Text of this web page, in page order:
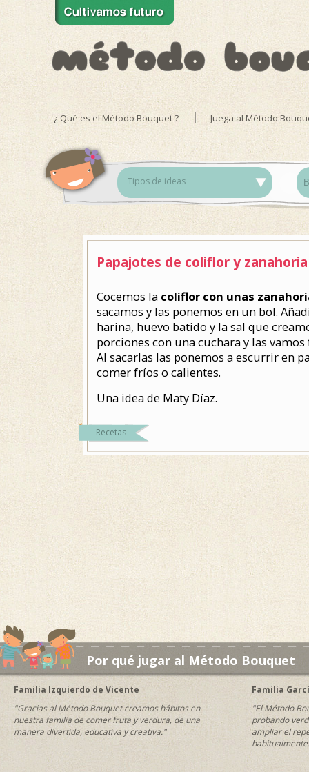
¿ Qué es el Método Bouquet ? Juega al Método
Tipos de ideas
Papajotes de coliflor y zanahoria
Cocemos la coliflor con unas
sacamos y las ponemos en un bol.
harina, huevo batido y la sal que
porciones con una cuchara y las
Al sacarlas las ponemos a escurrir en
comer fríos o calientes.
Una idea de Maty Díaz.
Recetas
Por qué jugar al Método Bouquet
Familia Izquierdo de Vicente
"Gracias al Método Bouquet creamos hábitos en
nuestra familia de comer fruta y verdura, de una
manera divertida, educativa y creativa."
Familia
"El Método
probando
ampliar el